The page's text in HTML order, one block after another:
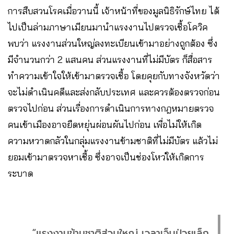
การสืบสวนโรคเมื่อวานนี้ เจ้าหน้าที่ของมูลนิธิรักษ์ไทย​ ได้
ไปเป็นล่ามภาษาเมียนมานำแรงงานไปตรวจเชื้อโควิค
พบว่า แรงงานส่วนใหญ่ลงทะเบียนเข้ามาอย่างถูกต้อง​ ซึ่ง
มีจำนวนกว่า 2​ แสนคน ส่วนแรงงานที่ไม่มีบัตร ก็สื่อสาร
ทำความเข้าใจให้เข้ามาตรวจเชื้อ​ โดยคุยกับทาง​จังหวัด​ว่า
จะไม่ดำเนินคดีและส่งกลับประเทศ และควรต้องตรวจก่อน
ตรวจไปก่อน​ ส่วนเรื่องการดำเนินการทางกฎหมายตรวจ
คนเข้าเมืองอาจยืดหยุ่นผ่อนผันไปก่อน​ เพื่อไม่ให้เกิด
ความหวาดกลัวในกลุ่มแรงงานข้ามชาติที่ไม่มีบัตร แล้วไม่
ยอมเข้ามาตรวจหาเชื้อ​ ซึ่งอาจเป็นช่องโหว่ให้เกิดการ
ระบาด